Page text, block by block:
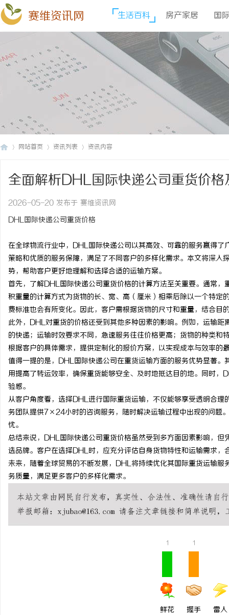
赛维资讯网 生活百科 房产家居 国
网站首页 资讯列表 资讯内容
全面解析DHL国际快递公司重货价格
2026-05-20 发布于 赛维资讯网
DHL国际快递公司重货价格
在全球物流行业中，DHL国际快递公司以其高效、可靠的服务赢得
策略和优质的服务保障，满足了不同客户的多样化需求。本文将深
势，帮助客户更好地理解和选择合适的运输方案。
首先，了解DHL国际快递公司重货价格的计算方法至关重要。通常
积重量的计算方式为货物的长、宽、高（厘米）相乘后除以一个特
费标准也会有所变化。因此，客户需根据货物的尺寸和重量，结合目
此外，DHL对重货的价格还受到其他多种因素的影响。例如，运输
的快递；运输时效要求不同，急速服务往往价格更高；货物的种类
根据客户的具体需求，提供定制化的报价方案，以实现成本与效率的
值得一提的是，DHL国际快递公司在重货运输方面的服务优势显著
用提高了转运效率，确保重货能够安全、及时地抵达目的地。同时
验感。
从客户角度看，选择DHL进行国际重货运输，不仅能够享受透明合
务团队提供7×24小时的咨询服务，随时解决运输过程中出现的问题
忧。
总结来说，DHL国际快递公司重货价格虽然受到多方面因素影响，
选品牌。客户在选择DHL时，应充分评估自身货物特性和运输需求
未来，随着全球贸易的不断发展，DHL将持续优化其国际重货运输
务质量，满足更多客户的多样化需求。
1
鲜花
1
握手 雷人